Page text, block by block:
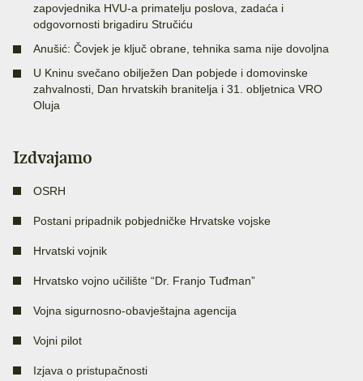
zapovjednika HVU-a primatelju poslova, zadaća i
odgovornosti brigadiru Stručiću
Anušić: Čovjek je ključ obrane, tehnika sama nije dovoljna
U Kninu svečano obilježen Dan pobjede i domovinske
zahvalnosti, Dan hrvatskih branitelja i 31. obljetnica VRO
Oluja
Izdvajamo
OSRH
Postani pripadnik pobjedničke Hrvatske vojske
Hrvatski vojnik
Hrvatsko vojno učilište “Dr. Franjo Tuđman”
Vojna sigurnosno-obavještajna agencija
Vojni pilot
Izjava o pristupačnosti